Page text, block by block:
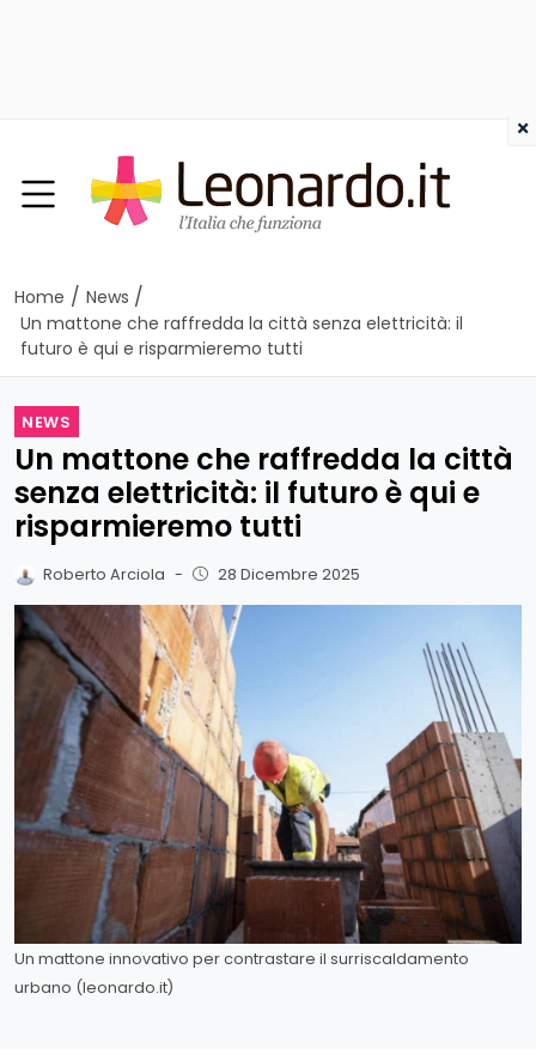
Home / News /
Un mattone che raffredda la città senza elettricità: il
futuro è qui e risparmieremo tutti
NEWS
Un mattone che raffredda la città
senza elettricità: il futuro è qui e
risparmieremo tutti
Roberto Arciola - 28 Dicembre 2025
Un mattone innovativo per contrastare il surriscaldamento
urbano (leonardo.it)
×